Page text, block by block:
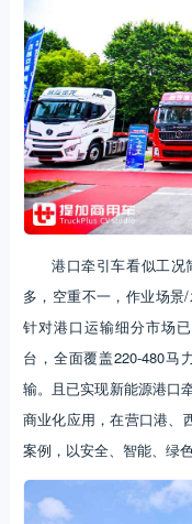
港口牵引车看似工况
多，空重不一，作业场
针对港口运输细分市场
台，全面覆盖220-480马
输。且已实现新能源港口
商业化应用，在营口港、
案例，以安全、智能、绿